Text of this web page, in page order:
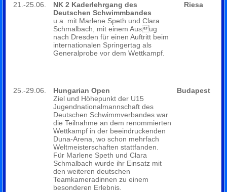
21.-25.06.
NK 2 Kaderlehrgang des
Deutschen Schwimmbandes
u.a. mit Marlene Speth und Clara
Schmalbach, mit einem Ausug
nach Dresden für einen Auftritt beim
internationalen Springertag als
Generalprobe vor dem Wettkampf.
Riesa
25.-29.06.
Hungarian Open
Ziel und Höhepunkt der U15
Jugendnationalmannschaft des
Deutschen Schwimmverbandes war
die Teilnahme an dem renommierten
Wettkampf in der beeindruckenden
Duna-Arena, wo schon mehrfach
Weltmeisterschaften stattfanden.
Für Marlene Speth und Clara
Schmalbach wurde ihr Einsatz mit
den weiteren deutschen
Teamkameradinnen zu einem
besonderen Erlebnis.
Budapest